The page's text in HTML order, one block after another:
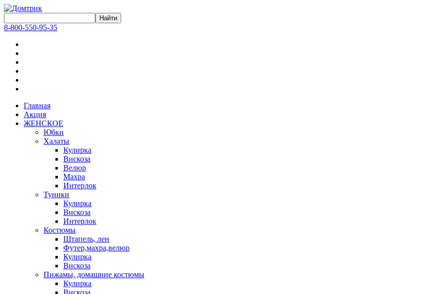
8-800-550-95-35
Главная
Акция
ЖЕНСКОЕ
Юбки
Халаты
Кулирка
Вискоза
Велюр
Махра
Интерлок
Туники
Кулирка
Вискоза
Интерлок
Костюмы
Штапель, лен
Футер,махра,велюр
Кулирка
Вискоза
Пижамы, домашние костюмы
Кулирка
Вискоза